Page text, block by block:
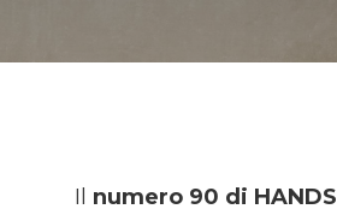
Il numero 90 di HANDS